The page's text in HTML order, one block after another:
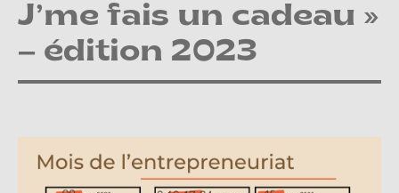
J’me fais un cadeau »
– édition 2023